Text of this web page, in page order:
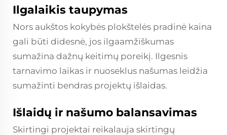
Ilgalaikis taupymas
Nors aukštos kokybės plokštelės pradinė kaina
gali būti didesnė, jos ilgaamžiškumas
sumažina dažnų keitimų poreikį. Ilgesnis
tarnavimo laikas ir nuoseklus našumas leidžia
sumažinti bendras projektų išlaidas.
Išlaidų ir našumo balansavimas
Skirtingi projektai reikalauja skirtingų